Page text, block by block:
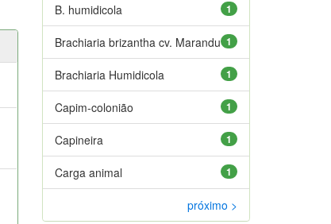
1
B. humidicola
1
Brachiaria brizantha cv. Marandu
1
Brachiaria Humidicola
1
Capim-colonião
1
Capineira
1
Carga animal
próximo >